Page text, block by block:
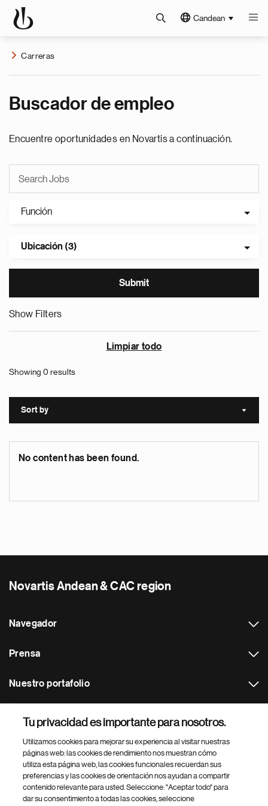
Candean
Carreras
Buscador de empleo
Encuentre oportunidades en Novartis a continuación.
Función
Ubicación (3)
Show Filters
Limpiar todo
Showing 0 results
Sort by Sort
No content has been found.
Novartis Andean & CAC region
Navegador
Prensa
Nuestro portafolio
Footer Site Search
Tu privacidad es importante para nosotros.
Utilizamos cookies para mejorar su experiencia al visitar nuestras
páginas web: las cookies de rendimiento nos muestran cómo
utiliza esta página web, las cookies funcionales recuerdan sus
preferencias y las cookies de orientación nos ayudan a compartir
contenido relevante para usted. Seleccione: "Aceptar todo" para
dar su consentimiento a todas las cookies, seleccione